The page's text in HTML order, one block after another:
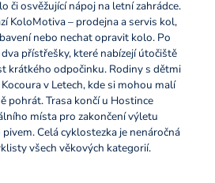
či osvěžující nápoj na letní zahrádce.
KoloMotiva – prodejna a servis kol,
nebo nechat opravit kolo. Po
přístřešky, které nabízejí útočiště
krátkého odpočinku. Rodiny s dětmi
v Letech, kde si mohou malí
pohrát. Trasa končí u Hostince
místa pro zakončení výletu
Celá cyklostezka je nenáročná
všech věkových kategorií.